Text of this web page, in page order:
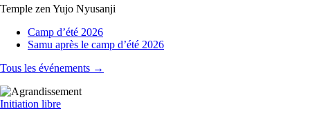
Temple zen Yujo Nyusanji
Camp d’été 2026
Samu après le camp d’été 2026
Tous les événements →
Initiation libre